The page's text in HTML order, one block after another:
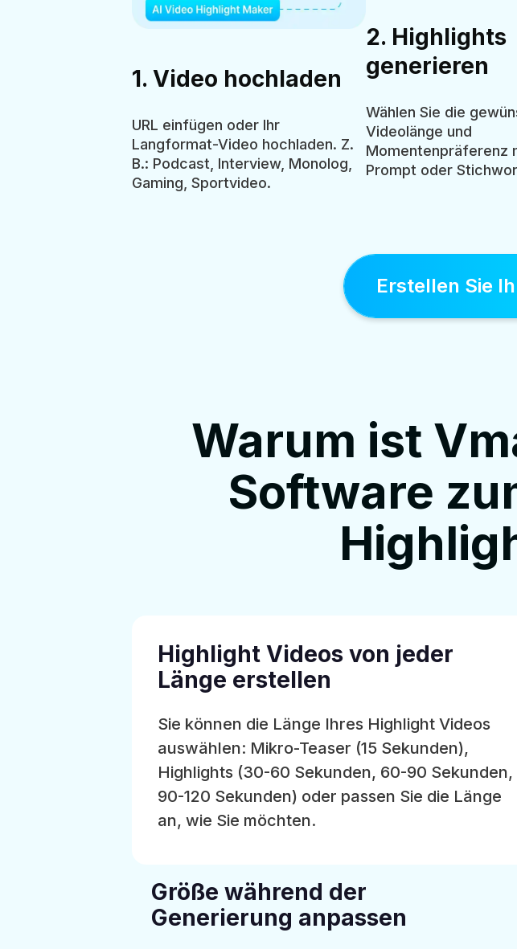
1. Video hochladen
URL einfügen oder Ihr
Langformat-Video hochladen. Z.
B.: Podcast, Interview, Monolog,
Gaming, Sportvideo.
2. Highlights
generieren
Wählen Sie die
Videolänge und
Momentenpräferenz
Prompt oder
Erstellen Sie
Warum ist
Software
Highlight Videos von jeder
Länge erstellen
Sie können die Länge Ihres Highlight Videos
auswählen: Mikro-Teaser (15 Sekunden),
Highlights (30-60 Sekunden, 60-90 Sekunden,
90-120 Sekunden) oder passen Sie die Länge
an, wie Sie möchten.
Größe während der
Generierung anpassen